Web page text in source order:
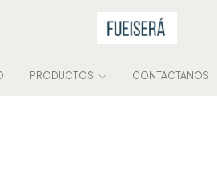
PRODUCTOS CONTACTANOS